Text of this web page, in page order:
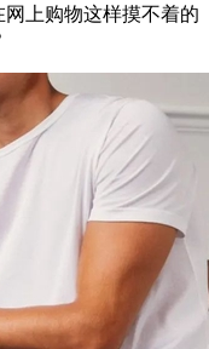
上购物这样摸不着的